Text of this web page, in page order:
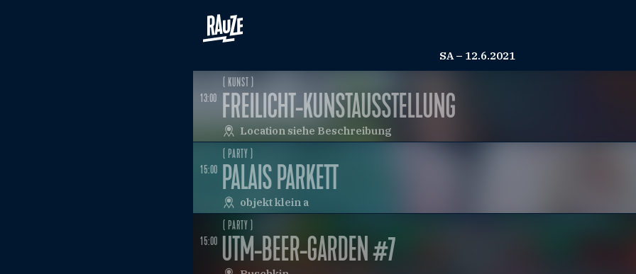
SA – 12.6.2021
13:00
( KUNST )
FREILICHT-KUNSTAUSSTELLUNG
Location siehe Beschreibung
15:00
( PARTY )
PALAIS PARKETT
objekt klein a
15:00
( PARTY )
UTM-BEER-GARDEN #7